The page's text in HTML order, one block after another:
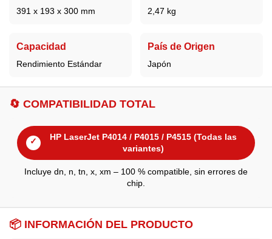
391 x 193 x 300 mm 2,47 kg
Capacidad
Rendimiento Estándar
País de Origen
Japón
🔄 COMPATIBILIDAD TOTAL
✓
HP LaserJet P4014 / P4015 / P4515 (Todas las
variantes)
Incluye dn, n, tn, x, xm – 100 % compatible, sin errores de
chip.
📦 INFORMACIÓN DEL PRODUCTO